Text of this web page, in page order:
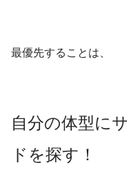
最優先することは、
自分の体型に
ドを探す！